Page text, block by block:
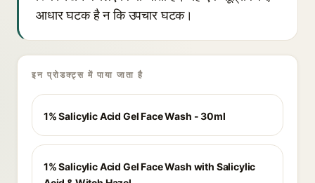
आधार घटक है न कि उपचार घटक।
इन प्रोडक्ट्स में पाया जाता है
1% Salicylic Acid Gel Face Wash - 30ml
1% Salicylic Acid Gel Face Wash with Salicylic